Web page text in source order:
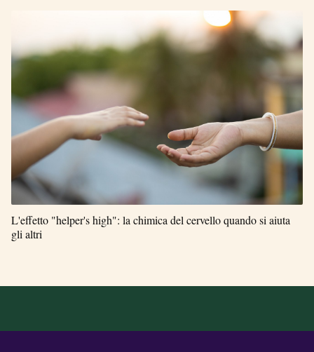
L'effetto "helper's high": la chimica del cervello quando si aiuta
gli altri